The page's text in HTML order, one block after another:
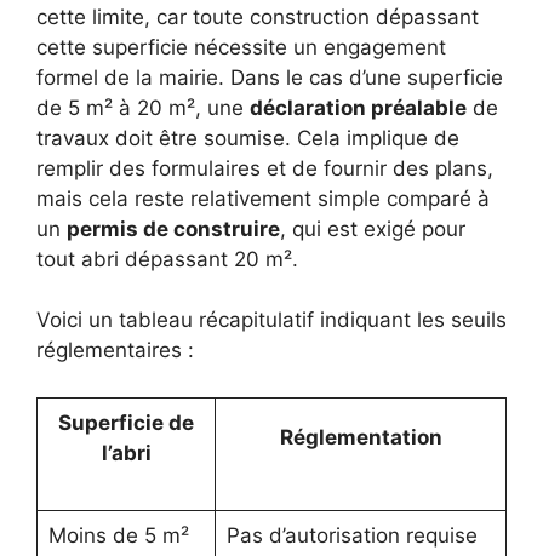
cette limite, car toute construction dépassant
cette superficie nécessite un engagement
formel de la mairie. Dans le cas d’une superficie
de 5 m² à 20 m², une déclaration préalable de
travaux doit être soumise. Cela implique de
remplir des formulaires et de fournir des plans,
mais cela reste relativement simple comparé à
un permis de construire, qui est exigé pour
tout abri dépassant 20 m².
Voici un tableau récapitulatif indiquant les seuils
réglementaires :
Superficie de
l’abri
Réglementation
Moins de 5 m² Pas d’autorisation requise